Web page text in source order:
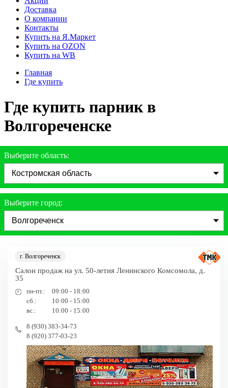
Доставка
О компании
Контакты
Купить на Я.Маркет
Купить на OZON
Купить на WB
Главная
Где купить
Где купить парник в
Волгореченске
Выберите область:
Выберите город:
г. Волгореченск
Салон продаж на ул. 50-летия Ленинского Комсомола, д.
35
пн-пт.:
09:00 - 18:00
сб.:
10:00 - 15:00
вс.:
10:00 - 15:00
8 (930) 383-34-73
8 (920) 377-03-23